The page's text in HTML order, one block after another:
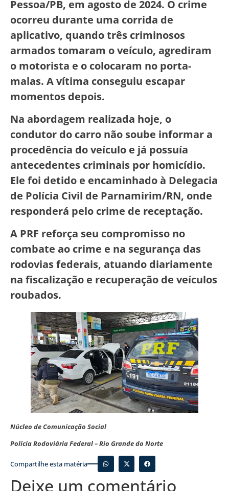
Pessoa/PB, em agosto de 2024. O crime
ocorreu durante uma corrida de
aplicativo, quando três criminosos
armados tomaram o veículo, agrediram
o motorista e o colocaram no porta-
malas. A vítima conseguiu escapar
momentos depois.
Na abordagem realizada hoje, o
condutor do carro não soube informar a
procedência do veículo e já possuía
antecedentes criminais por homicídio.
Ele foi detido e encaminhado à Delegacia
de Polícia Civil de Parnamirim/RN, onde
responderá pelo crime de receptação.
A PRF reforça seu compromisso no
combate ao crime e na segurança das
rodovias federais, atuando diariamente
na fiscalização e recuperação de veículos
roubados.
Núcleo de Comunicação Social
Polícia Rodoviária Federal – Rio Grande do Norte
Compartilhe esta matéria
Deixe um comentário